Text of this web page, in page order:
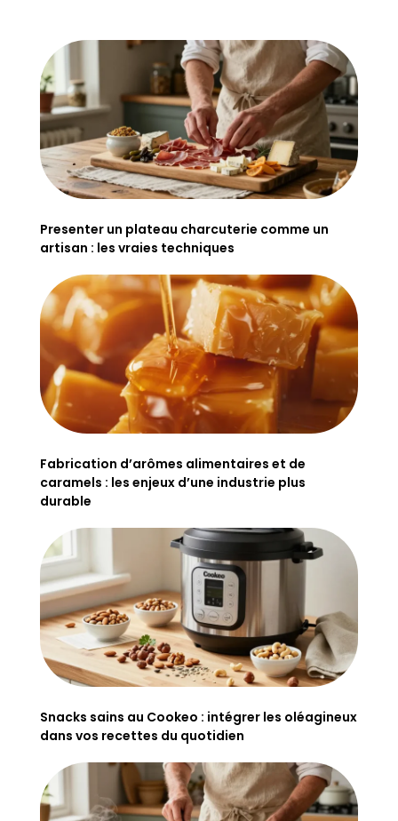
Presenter un plateau charcuterie comme un
artisan : les vraies techniques
Fabrication d’arômes alimentaires et de
caramels : les enjeux d’une industrie plus
durable
Snacks sains au Cookeo : intégrer les oléagineux
dans vos recettes du quotidien